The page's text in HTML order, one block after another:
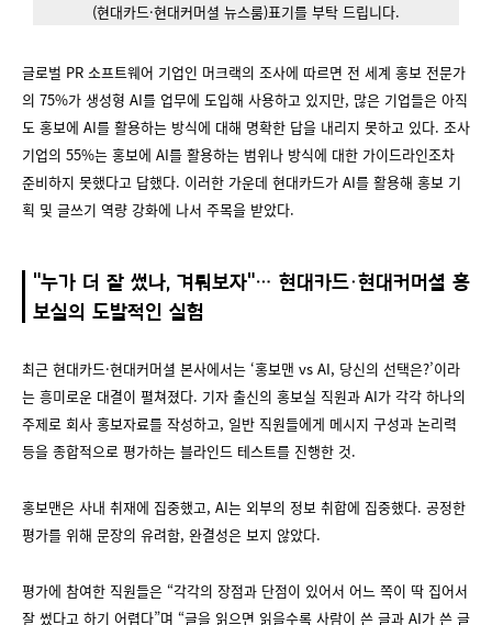
(현대카드·현대커머셜 뉴스룸)표기를 부탁 드립니다.
글로벌 PR 소프트웨어 기업인 머크랙의 조사에 따르면 전 세계 홍보 전문가
의 75%가 생성형 AI를 업무에 도입해 사용하고 있지만, 많은 기업들은 아직
도 홍보에 AI를 활용하는 방식에 대해 명확한 답을 내리지 못하고 있다. 조사
기업의 55%는 홍보에 AI를 활용하는 범위나 방식에 대한 가이드라인조차
준비하지 못했다고 답했다. 이러한 가운데 현대카드가 AI를 활용해 홍보 기
획 및 글쓰기 역량 강화에 나서 주목을 받았다.
"누가 더 잘 썼나, 겨뤄보자"… 현대카드·현대커머셜 홍
보실의 도발적인 실험
최근 현대카드·현대커머셜 본사에서는 ‘홍보맨 vs AI, 당신의 선택은?’이라
는 흥미로운 대결이 펼쳐졌다. 기자 출신의 홍보실 직원과 AI가 각각 하나의
주제로 회사 홍보자료를 작성하고, 일반 직원들에게 메시지 구성과 논리력
등을 종합적으로 평가하는 블라인드 테스트를 진행한 것.
홍보맨은 사내 취재에 집중했고, AI는 외부의 정보 취합에 집중했다. 공정한
평가를 위해 문장의 유려함, 완결성은 보지 않았다.
평가에 참여한 직원들은 “각각의 장점과 단점이 있어서 어느 쪽이 딱 집어서
잘 썼다고 하기 어렵다”며 “글을 읽으면 읽을수록 사람이 쓴 글과 AI가 쓴 글